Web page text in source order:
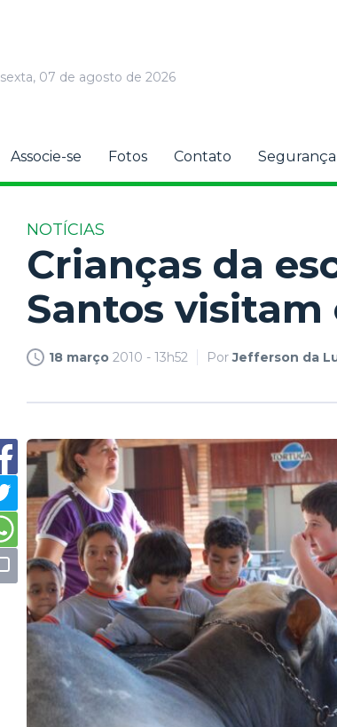
sexta, 07 de agosto de 2026
Associe-se Fotos Contato
NOTÍCIAS
Crianças da
Santos visitam
18 março 2010 - 13h52 PorJefferson da